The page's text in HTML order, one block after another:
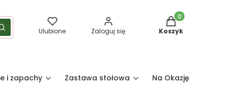
Szukaj Ulubione Zaloguj się
Produkty w
Koszyk
i zapachy Zastawa stołowa Na Okazję